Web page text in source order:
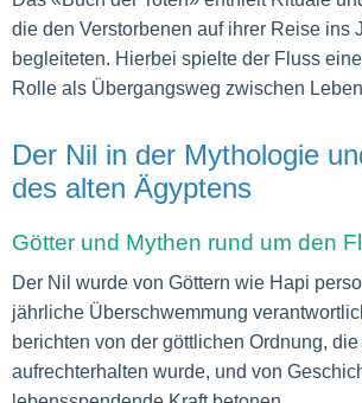
die den Verstorbenen auf ihrer Reise ins
begleiteten. Hierbei spielte der Fluss
Rolle als Übergangsweg zwischen
Der Nil in der Mythologie
des alten Ägyptens
Götter und Mythen rund um den
Der Nil wurde von Göttern wie Hapi
jährliche Überschwemmung
berichten von der göttlichen Ordnung,
aufrechterhalten wurde, und von